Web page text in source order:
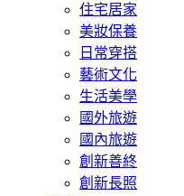
住宅居家
美妝保養
日常穿搭
藝術文化
生活美學
國外旅遊
國內旅遊
創新善終
創新長照